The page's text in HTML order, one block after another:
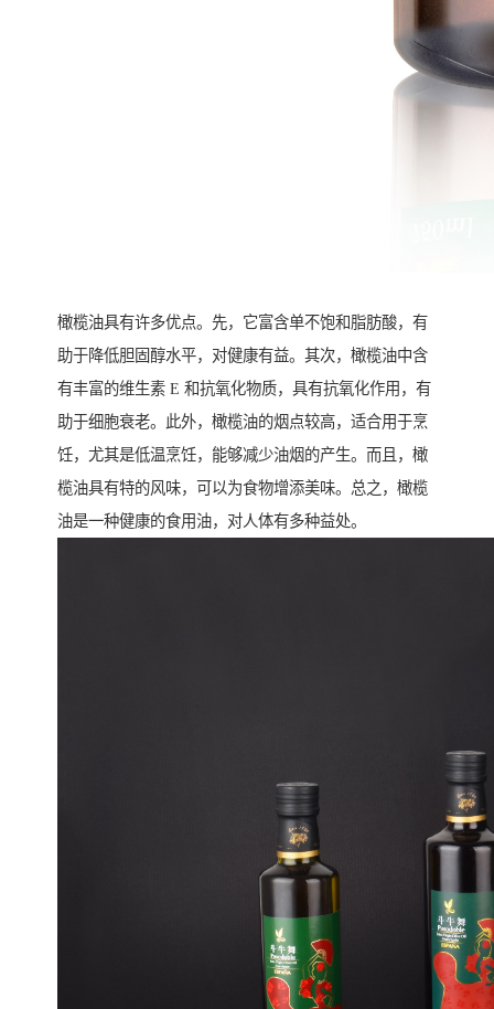
橄榄油具有许多优点。先，它富含单不饱和脂肪酸，有
助于降低胆固醇水平，对健康有益。其次，橄榄油中含
有丰富的维生素 E 和抗氧化物质，具有抗氧化作用，有
助于细胞衰老。此外，橄榄油的烟点较高，适合用于烹
饪，尤其是低温烹饪，能够减少油烟的产生。而且，橄
榄油具有特的风味，可以为食物增添美味。总之，橄榄
油是一种健康的食用油，对人体有多种益处。